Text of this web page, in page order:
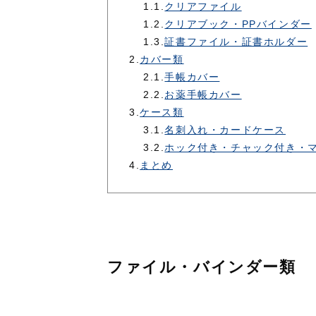
1.1. クリアファイル
1.2. クリアブック・PPバインダー
1.3.証書ファイル・証書ホルダー
2. カバー類
2.1.手帳カバー
2.2. お薬手帳カバー
3.ケース類
3.1.名刺入れ・カードケース
3.2. ホック付き・チャック付き・
4.
まとめ
ファイル・バインダー類